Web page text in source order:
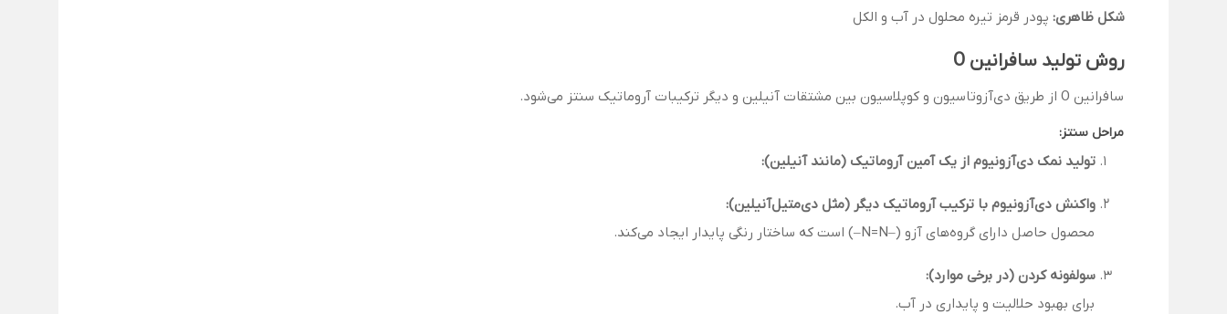
شکل ظاهری: پودر قرمز تیره محلول در آب و الکل
روش تولید سافرانین O
سافرانین O از طریق دی‌آزوتاسیون و کوپلاسیون بین مشتقات آنیلین و دیگر ترکیبات آروماتیک سنتز می‌شود.
مراحل سنتز:
تولید نمک دی‌آزونیوم از یک آمین آروماتیک (مانند آنیلین):
واکنش دی‌آزونیوم با ترکیب آروماتیک دیگر (مثل دی‌متیل‌آنيلین):
محصول حاصل دارای گروه‌های آزو (–N=N–) است که ساختار رنگی پایدار ایجاد می‌کند.
سولفونه کردن (در برخی موارد):
برای بهبود حلالیت و پایداری در آب.